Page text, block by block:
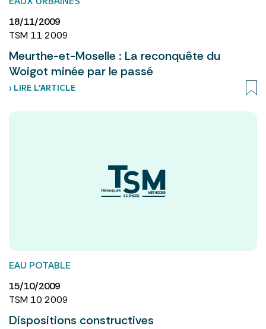
18/11/2009
TSM 11 2009
Meurthe-et-Moselle : La reconquête du
Woigot minée par le passé
› LIRE L’ARTICLE
EAU POTABLE
15/10/2009
TSM 10 2009
Dispositions constructives